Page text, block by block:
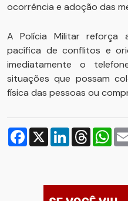
ocorrência e adoção das
A Polícia Militar reforça
pacífica de conflitos e
imediatamente o
situações que possam
física das pessoas ou
Facebook
X LinkedInThreads